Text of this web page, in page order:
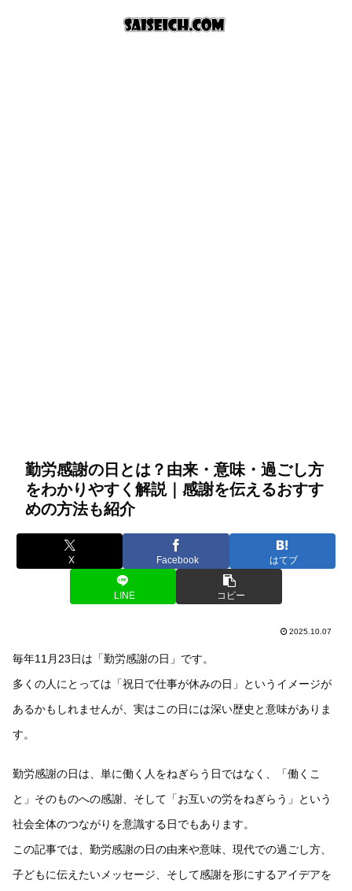
勤労感謝の日とは？由来・意味・過ごし方
をわかりやすく解説｜感謝を伝えるおすす
めの方法も紹介
X Facebook はてブ
LINE コピー
2025.10.07
毎年11月23日は「勤労感謝の日」です。
多くの人にとっては「祝日で仕事が休みの日」というイメージが
あるかもしれませんが、実はこの日には深い歴史と意味がありま
す。
勤労感謝の日は、単に働く人をねぎらう日ではなく、「働くこ
と」そのものへの感謝、そして「お互いの労をねぎらう」という
社会全体のつながりを意識する日でもあります。
この記事では、勤労感謝の日の由来や意味、現代での過ごし方、
子どもに伝えたいメッセージ、そして感謝を形にするアイデアを